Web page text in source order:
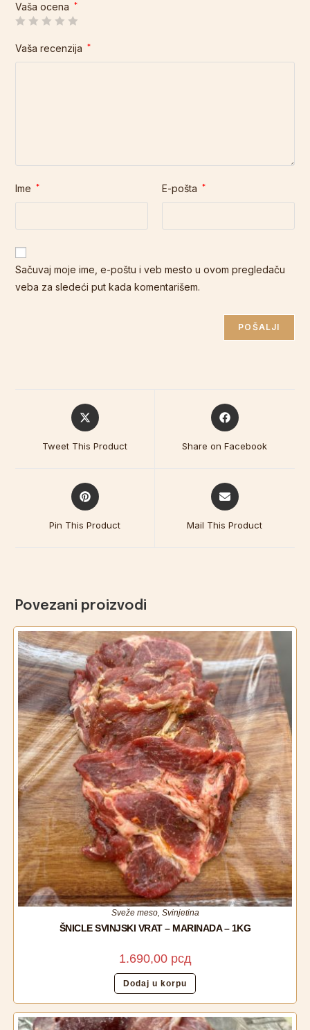
Vaša ocena *
Vaša recenzija *
Ime * E-pošta *
Sačuvaj moje ime, e-poštu i veb mesto u ovom pregledaču
veba za sledeći put kada komentarišem.
Tweet This Product Share on Facebook
Pin This Product Mail This Product
Povezani proizvodi
Sveže meso, Svinjetina
ŠNICLE SVINJSKI VRAT – MARINADA – 1KG
1.690,00 рсд
Dodaj u korpu